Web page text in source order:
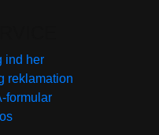
ind her
reklamation
formular